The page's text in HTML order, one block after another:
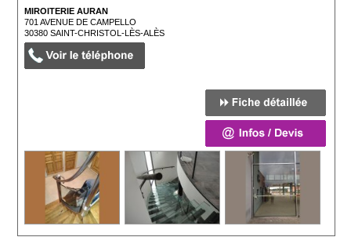
MIROITERIE AURAN
701 AVENUE DE CAMPELLO
30380SAINT-CHRISTOL-LÈS-ALÈS